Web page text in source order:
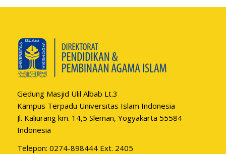
Gedung Masjid Ulil Albab Lt.3
Kampus Terpadu Universitas Islam Indonesia
Jl. Kaliurang km. 14,5 Sleman, Yogyakarta 55584
Indonesia
Telepon: 0274-898444 Ext. 2405